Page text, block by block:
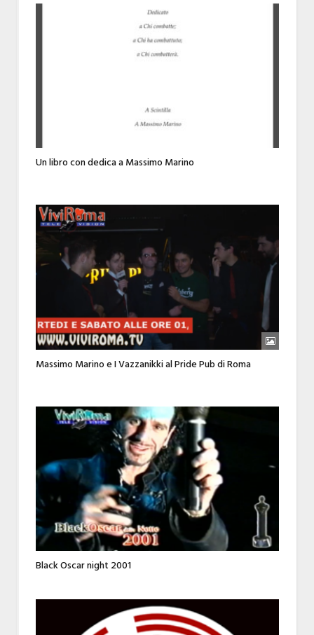
Un libro con dedica a Massimo Marino
Massimo Marino e I Vazzanikki al Pride Pub di Roma
Black Oscar night 2001